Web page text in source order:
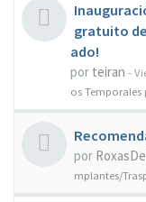
gratuito
ado!
por teiran -
os
por
mplantes/